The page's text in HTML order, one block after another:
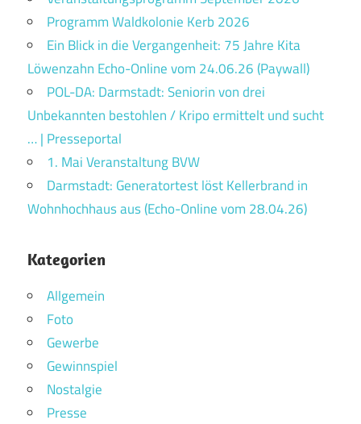
Programm Waldkolonie Kerb 2026
Ein Blick in die Vergangenheit: 75 Jahre Kita
Löwenzahn Echo-Online vom 24.06.26 (Paywall)
POL-DA: Darmstadt: Seniorin von drei
Unbekannten bestohlen / Kripo ermittelt und sucht
… | Presseportal
1. Mai Veranstaltung BVW
Darmstadt: Generatortest löst Kellerbrand in
Wohnhochhaus aus (Echo-Online vom 28.04.26)
Kategorien
Allgemein
Foto
Gewerbe
Gewinnspiel
Nostalgie
Presse